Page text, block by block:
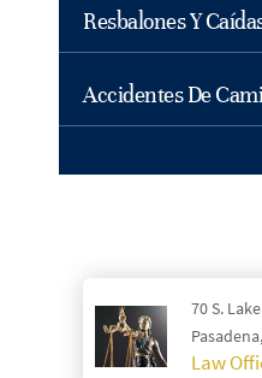
Resbalones Y
Accidentes De
70 S.
Law